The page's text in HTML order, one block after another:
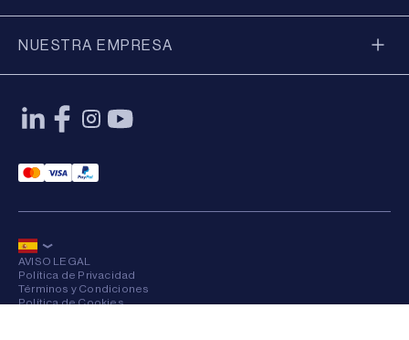
NUESTRA EMPRESA
Mastercard Payment
Visa Payment
Paypal Payment
AVISO LEGAL
Política de Privacidad
Términos y Condiciones
Política de Cookies